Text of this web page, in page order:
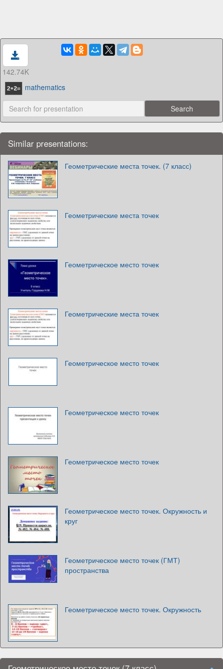
142.74K
mathematics
Similar presentations:
Геометрические места точек. (7 класс)
Геометрические места точек
Геометрическое место точек
Геометрические места точек
Геометрическое место точек
Геометрическое место точек
Геометрическое место точек
Геометрическое место точек. Окружность и
круг
Геометрическое место точек (ГМТ)
пространства
Геометрическое место точек. Окружность